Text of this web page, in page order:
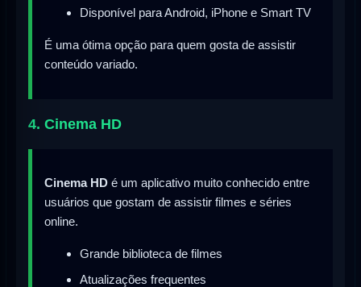
Disponível para Android, iPhone e Smart TV
É uma ótima opção para quem gosta de assistir
conteúdo variado.
4. Cinema HD
Cinema HD é um aplicativo muito conhecido entre
usuários que gostam de assistir filmes e séries
online.
Grande biblioteca de filmes
Atualizações frequentes